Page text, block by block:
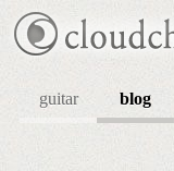
guitar blog